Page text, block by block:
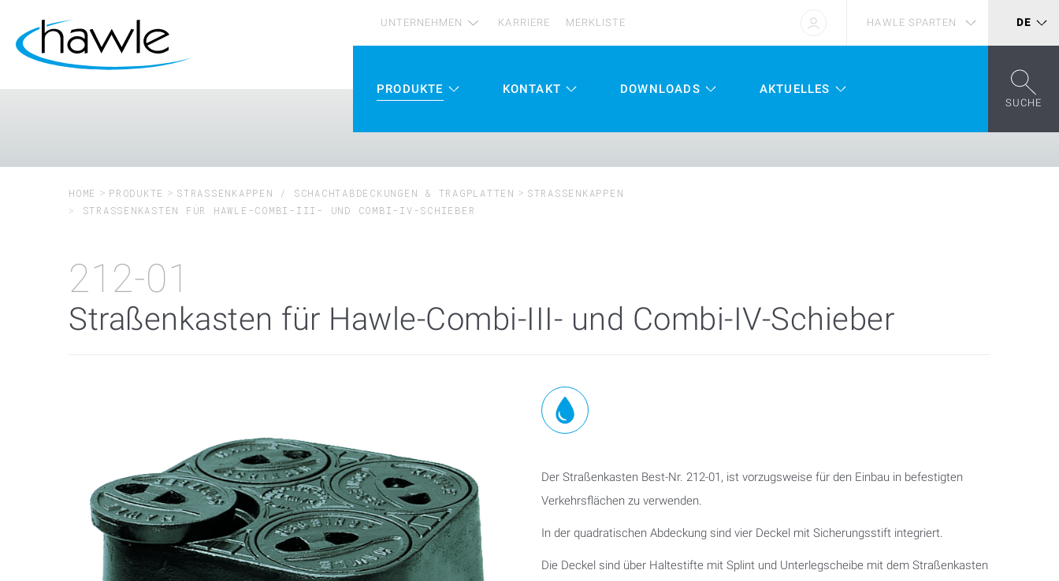
UNTERNEHMEN KARRIERE MERKLISTE HAWLE SPARTEN DE
PRODUKTE KONTAKT DOWNLOADS AKTUELLES
SUCHE
HOME PRODUKTE STRASSENKAPPEN / SCHACHTABDECKUNGEN & TRAGPLATTEN
STRASSENKAPPEN
STRASSENKASTEN FÜR HAWLE-COMBI-III- UND COMBI-IV-SCHIEBER
212-01
Straßenkasten für Hawle-Combi-III- und Combi-IV-Schieber
Der Straßenkasten Best-Nr. 212-01, ist vorzugsweise für den Einbau in befestigten
Verkehrsflächen zu verwenden.
In der quadratischen Abdeckung sind vier Deckel mit Sicherungsstift integriert.
Die Deckel sind über Haltestifte mit Splint und Unterlegscheibe mit dem Straßenkasten